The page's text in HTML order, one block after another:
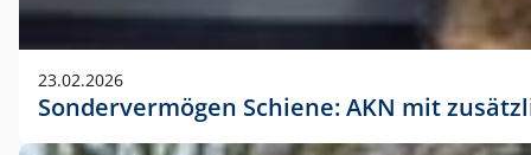
23.02.2026
Sondervermögen Schiene: AKN mit